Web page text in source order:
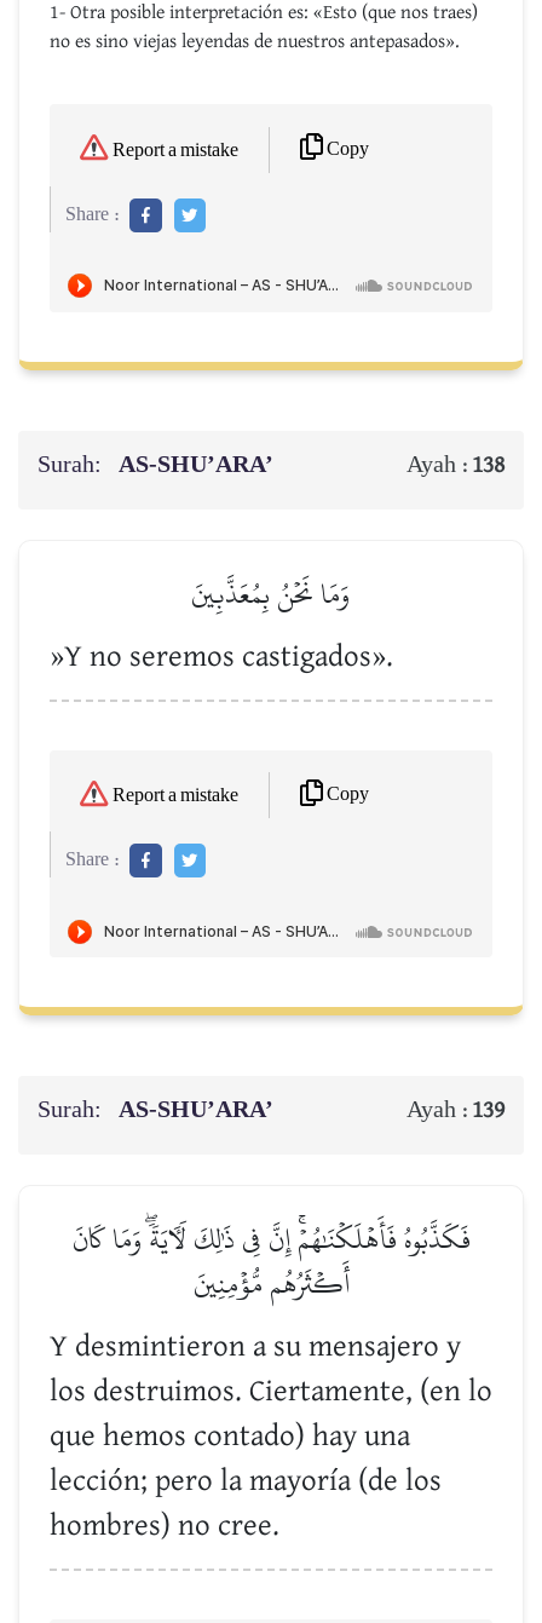
1- Otra posible interpretación es: «Esto (que nos traes)
no es sino viejas leyendas de nuestros antepasados».
Report a mistake Copy
Share :
Surah: AS-SHU’ARA’ Ayah : 138
وَمَا نَحۡنُ بِمُعَذَّبِينَ
»Y no seremos castigados».
Report a mistake Copy
Share :
Surah: AS-SHU’ARA’ Ayah : 139
فَكَذَّبُوهُ فَأَهۡلَكۡنَٰهُمۡۚ إِنَّ فِي ذَٰلِكَ لَأٓيَةٗۖ وَمَا كَانَ
أَكۡثَرُهُم مُّؤۡمِنِينَ
Y desmintieron a su mensajero y
los destruimos. Ciertamente, (en lo
que hemos contado) hay una
lección; pero la mayoría (de los
hombres) no cree.